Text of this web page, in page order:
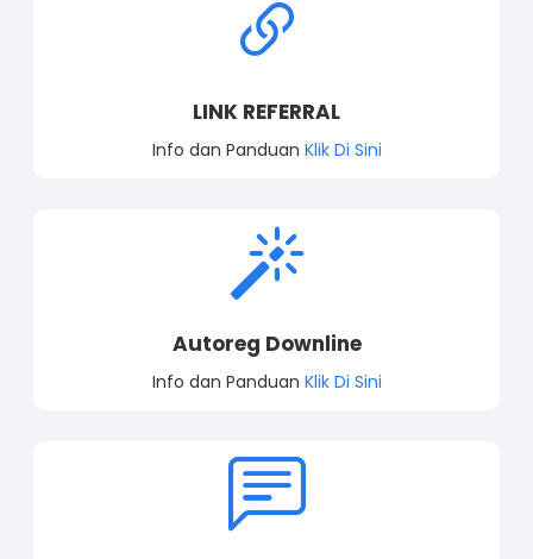
LINK REFERRAL
Info dan Panduan Klik Di Sini
Autoreg Downline
Info dan Panduan Klik Di Sini